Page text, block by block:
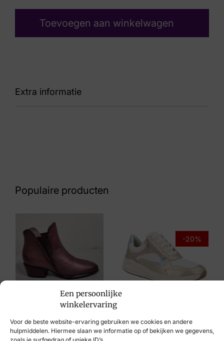
Een persoonlijke
winkelervaring
Voor de beste website-ervaring gebruiken we cookies en andere
hulpmiddelen. Hiermee slaan we informatie op of bekijken we gegevens,
zoals je surfgedrag of unieke ID’s.
Toevoegen aan winkelwagen
Extra informatie
Merk
RED RAG 1
Artikelnummer
76952 524
Populaire producten
-20%
€199,95€159,95